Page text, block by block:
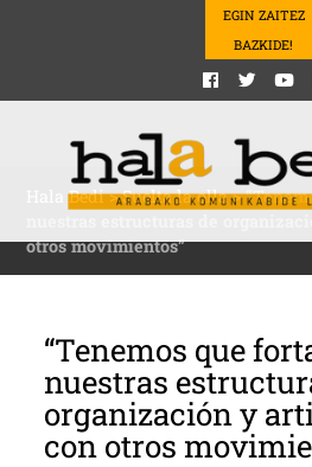
EGIN ZAITEZ
BAZKIDE!
Hala Bedi>Suelta la olla>
otros movimientos”
“Tenemos que
nuestras
organización y
con otros